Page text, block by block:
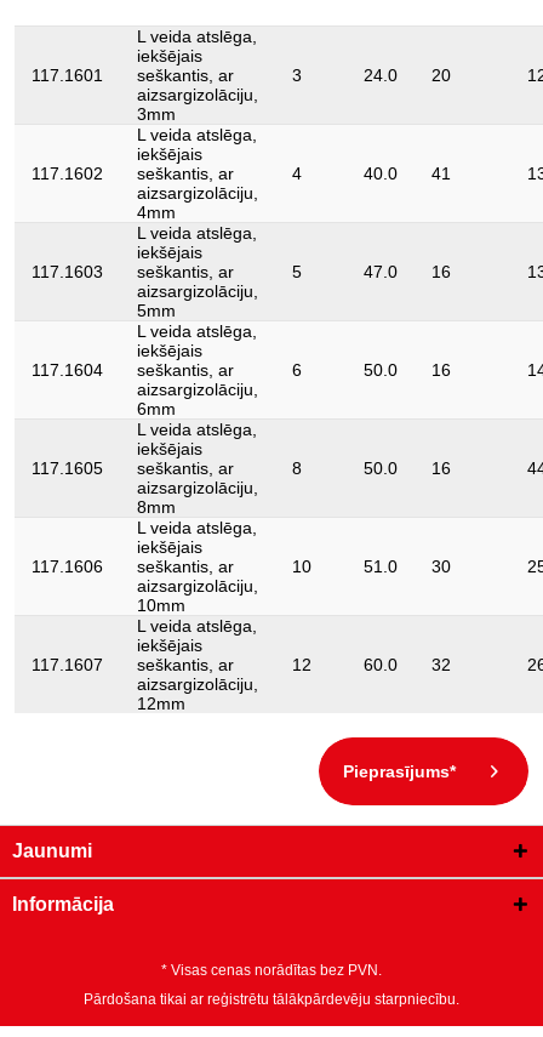
DIN 7439, IEC 60900
117.1601
L veida atslēga,
iekšējais
seškantis, ar
aizsargizolāciju,
3mm
3 24.0 20
117.1602
L veida atslēga,
iekšējais
seškantis, ar
aizsargizolāciju,
4mm
4 40.0 41
117.1603
L veida atslēga,
iekšējais
seškantis, ar
aizsargizolāciju,
5mm
5 47.0 16
117.1604
L veida atslēga,
iekšējais
seškantis, ar
aizsargizolāciju,
6mm
6 50.0 16
117.1605
L veida atslēga,
iekšējais
seškantis, ar
aizsargizolāciju,
8mm
8 50.0 16
117.1606
L veida atslēga,
iekšējais
seškantis, ar
aizsargizolāciju,
10mm
10 51.0 30
117.1607
L veida atslēga,
iekšējais
seškantis, ar
aizsargizolāciju,
12mm
12 60.0 32
Pieprasījums*
Jaunumi
Informācija
* Visas cenas norādītas bez PVN.
Pārdošana tikai ar reģistrētu tālākpārdevēju starpniecību.